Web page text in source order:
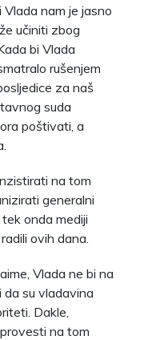
Vlada nam je jasno
učiniti zbog
bi Vlada
rušenjem
za naš
suda
poštivati, a
na tom
generalni
onda mediji
ovih dana.
Vlada ne bi na
da su vladavina
Dakle,
na tom